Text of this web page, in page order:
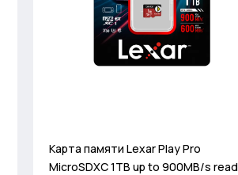
Карта памяти Lexar Play Pro
MicroSDXC 1TB up to 900MB/s read